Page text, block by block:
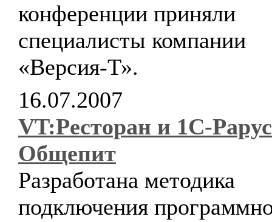
конференции приняли
специалисты компании
«Версия-Т».
16.07.2007
VT:Ресторан и 1С-
Общепит
Разработана методика
подключения